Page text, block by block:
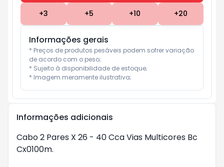
+3 +5 +10 +20
Informações gerais
* Preços de produtos pesáveis podem sofrer variação
de acordo com o peso;
* Sujeito à disponibilidade de estoque;
* Imagem meramente ilustrativa;
Informações adicionais
Cabo 2 Pares X 26 - 40 Cca Vias Multicores Bc
Cx0100m.